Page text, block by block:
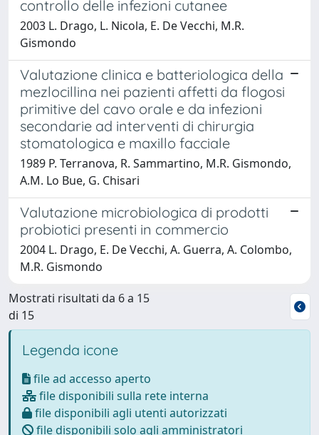
controllo delle infezioni cutanee
2003 L. Drago, L. Nicola, E. De Vecchi, M.R.
Gismondo
Valutazione clinica e batteriologica della
mezlocillina nei pazienti affetti da flogosi
primitive del cavo orale e da infezioni
secondarie ad interventi di chirurgia
stomatologica e maxillo facciale
1989 P. Terranova, R. Sammartino, M.R. Gismondo,
A.M. Lo Bue, G. Chisari
Valutazione microbiologica di prodotti
probiotici presenti in commercio
2004 L. Drago, E. De Vecchi, A. Guerra, A. Colombo,
M.R. Gismondo
Mostrati risultati da 6 a 15
di 15
Legenda icone
file ad accesso aperto
file disponibili sulla rete interna
file disponibili agli utenti autorizzati
file disponibili solo agli amministratori